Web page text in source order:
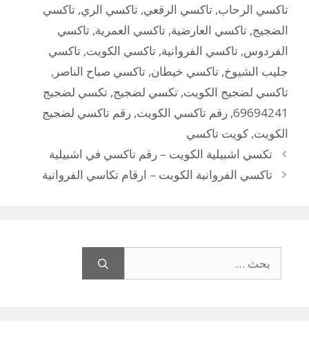
تاكسي الرحاب, تاكسي الرقعي, تاكسي الري, تاكسي
الضجيج, تاكسي العارضية, تاكسي العمرية, تاكسي
الفردوس, تاكسي الفروانية, تاكسي الكويت, تاكسي
جليب الشيوخ, تاكسي خيطان, تاكسي صباح الناصر ,
تاكسي لضجيج الكويت, تكسي لضجيج, تكسي لضجيج
69694241
, رقم تاكسي الكويت, رقم تاكسي لضجيج
الكويت, كويت تاكسي
تكسي اشبيلية الكويت – رقم تاكسي في اشبيلية
تاكسي الفروانية الكويت – ارقام تكاسي الفروانية
عن: